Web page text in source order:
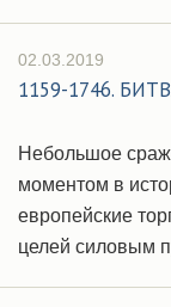
02.03.2019
1159-1746.
Небольшое
моментом в
европейские
целей силовым